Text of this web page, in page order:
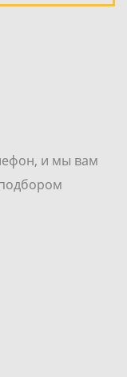
и мы вам